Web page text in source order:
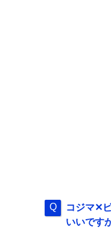
コジマ✕
いいです